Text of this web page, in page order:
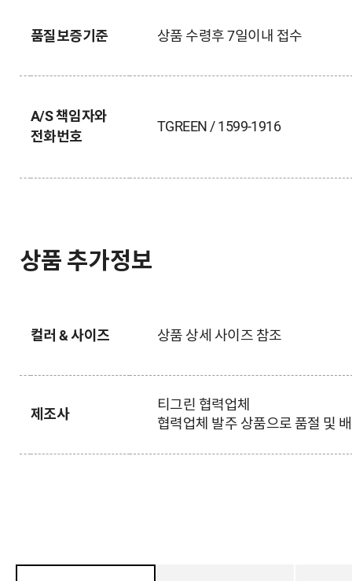
품질보증기준 상품 수령후 7일이내 접수
A/S 책임자와
전화번호
TGREEN / 1599-1916
상품 추가정보
컬러 & 사이즈 상품 상세 사이즈 참조
제조사
티그린 협력업체
협력업체 발주 상품으로 품절 및